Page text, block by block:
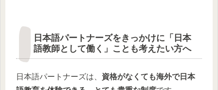
日本語パートナーズをきっかけに「日本
語教師として働く」ことも考えたい方へ
日本語パートナーズは、 資格がなくても海外で日本